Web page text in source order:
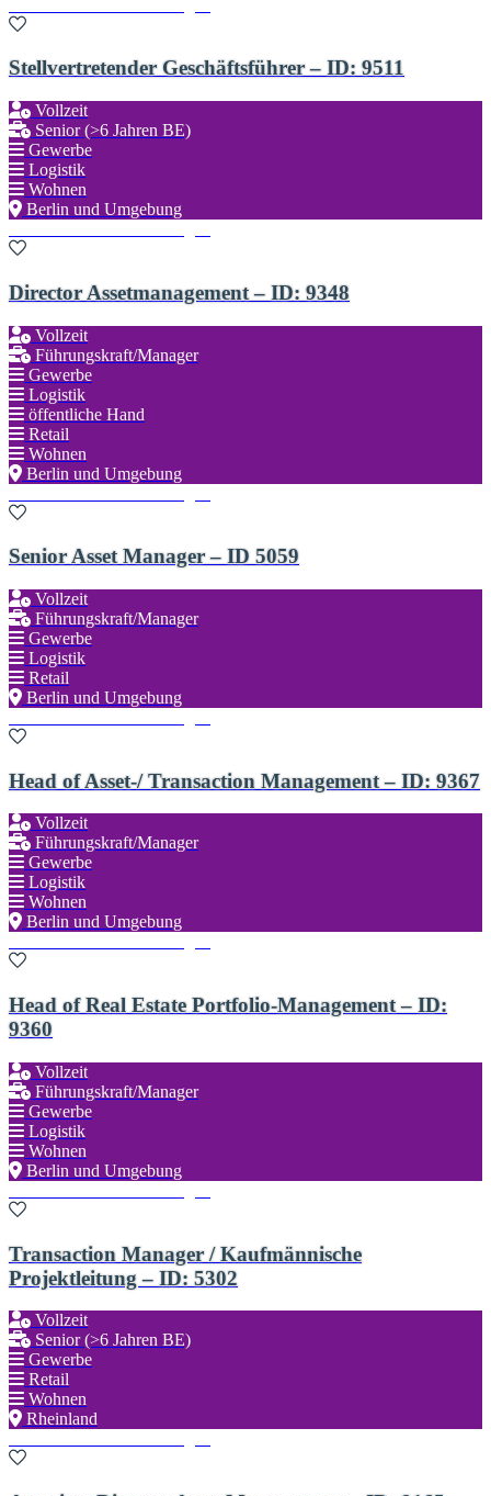
Stellvertretender Geschäftsführer – ID: 9511
Vollzeit
Senior (>6 Jahren BE)
Gewerbe
Logistik
Wohnen
Berlin und Umgebung
Director Assetmanagement – ID: 9348
Vollzeit
Führungskraft/Manager
Gewerbe
Logistik
öffentliche Hand
Retail
Wohnen
Berlin und Umgebung
Senior Asset Manager – ID 5059
Vollzeit
Führungskraft/Manager
Gewerbe
Logistik
Retail
Berlin und Umgebung
Head of Asset-/ Transaction Management – ID: 9367
Vollzeit
Führungskraft/Manager
Gewerbe
Logistik
Wohnen
Berlin und Umgebung
Head of Real Estate Portfolio-Management – ID:
9360
Vollzeit
Führungskraft/Manager
Gewerbe
Logistik
Wohnen
Berlin und Umgebung
Transaction Manager / Kaufmännische
Projektleitung – ID: 5302
Vollzeit
Senior (>6 Jahren BE)
Gewerbe
Retail
Wohnen
Rheinland